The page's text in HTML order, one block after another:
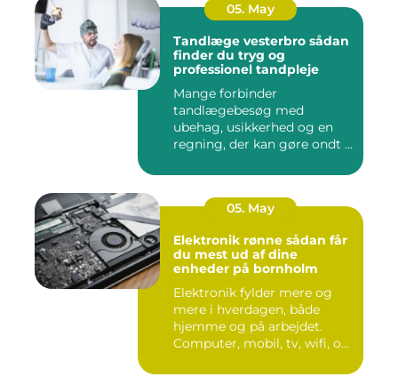
05. May
Tandlæge vesterbro sådan
finder du tryg og
professionel tandpleje
Mange forbinder
tandlægebesøg med
ubehag, usikkerhed og en
regning, der kan gøre ondt i
05. May
Elektronik rønne sådan får
du mest ud af dine
enheder på bornholm
Elektronik fylder mere og
mere i hverdagen, både
hjemme og på arbejdet.
Computer, mobil, tv, wifi, o...